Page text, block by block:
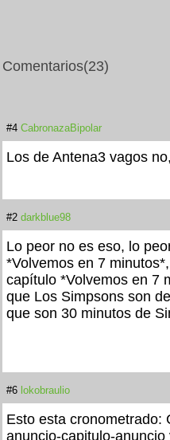
Comentarios(23)
#4 CabronazaBipolar
Los de Antena3 vagos
#2 darkblue98
Lo peor no es eso, lo
*Volvemos en 7
capítulo *Volvemos en 7
que Los Simpsons son
que son 30 minutos de
#6 lokobraulio
Esto esta cronometrado:
anuncio-capitulo-